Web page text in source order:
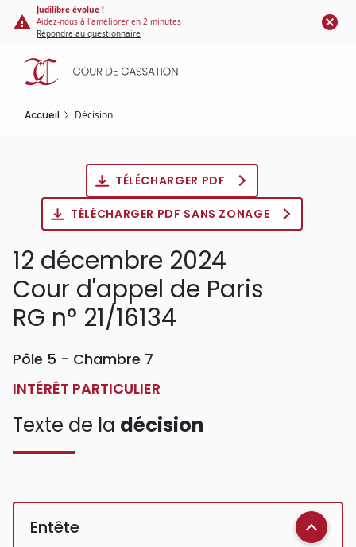
Panneau de gestion des cookies
contenu
principal
Judilibre évolue !
Aidez-nous à l'améliorer en 2 minutes
Répondre au questionnaire
Accueil Décision
TÉLÉCHARGER PDF
TÉLÉCHARGER PDF SANS ZONAGE
12 décembre 2024
Cour d'appel de Paris
RG n° 21/16134
Pôle 5 - Chambre 7
INTÉRÊT PARTICULIER
Texte de la décision
Entête